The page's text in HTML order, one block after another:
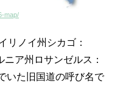
map/
リノイ州シカゴ：
ア州ロサンゼルス：
いた旧国道の呼び名で